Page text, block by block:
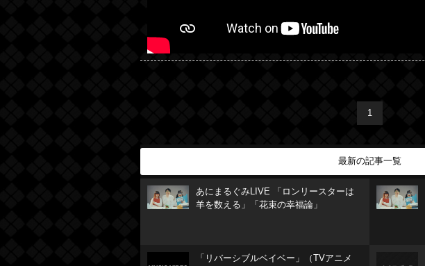
1
最新の記事一覧
あにまるぐみLIVE 「ロンリースターは
羊を数える」「花束の幸福論」
「リバーシブルベイベー」（TVアニメ